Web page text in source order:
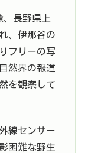
、長野県上
、伊那谷の
フリーの写
然界の報道
を観察して
線センサー
困難な野生